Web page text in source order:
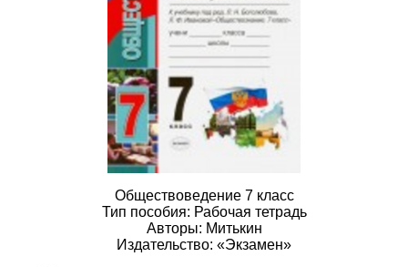
Обществоведение 7 класс
Тип пособия: Рабочая тетрадь
Авторы: Митькин
Издательство: «Экзамен»